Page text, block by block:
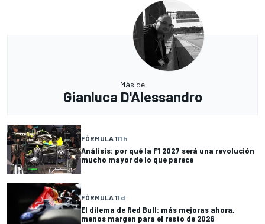
Más de
Gianluca D'Alessandro
FÓRMULA 111 h
Análisis: por qué la F1 2027 será una revolución
mucho mayor de lo que parece
FÓRMULA 11 d
El dilema de Red Bull: más mejoras ahora,
menos margen para el resto de 2026